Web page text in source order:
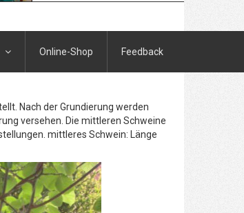
Online-Shop Feedback
Nach der Grundierung werden
versehen. Die mittleren Schweine
mittleres Schwein: Länge